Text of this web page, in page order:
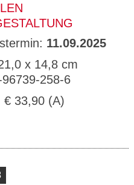
11.09.2025
x 14,8 cm
258-6
| € 33,90 (A)